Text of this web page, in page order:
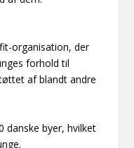
organisation, der
forhold til
af blandt andre
danske byer, hvilket